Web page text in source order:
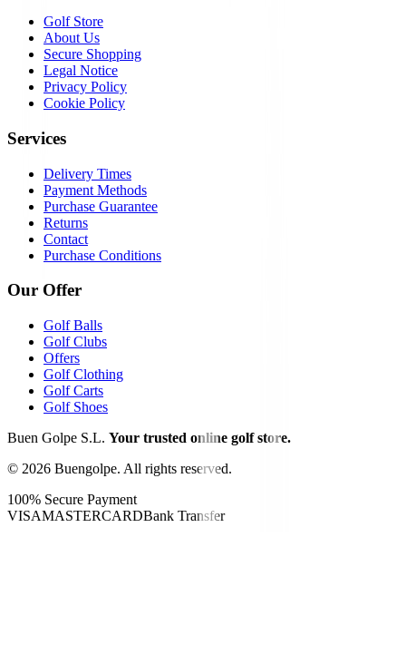
Golf Store
About Us
Secure Shopping
Legal Notice
Privacy Policy
Cookie Policy
Services
Delivery Times
Payment Methods
Purchase Guarantee
Returns
Contact
Purchase Conditions
Our Offer
Golf Balls
Golf Clubs
Offers
Golf Clothing
Golf Carts
Golf Shoes
Buen Golpe S.L. Your trusted online golf store.
© 2026 Buengolpe. All rights reserved.
100% Secure Payment
VISAMASTERCARDBank Transfer